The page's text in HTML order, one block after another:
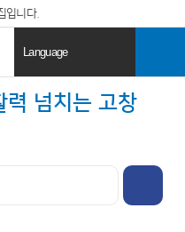
입니다.
Language
기
열기